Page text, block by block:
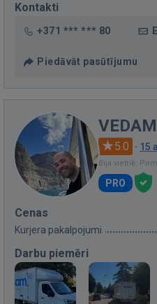
Kontakti
+371 *** *** 80
Piedāvāt pasūtījumu
VEDAM
5.0 · 15
Bija vietnē:
PRO
Cenas
Kurjera pakalpojumi
Darbu piemēri